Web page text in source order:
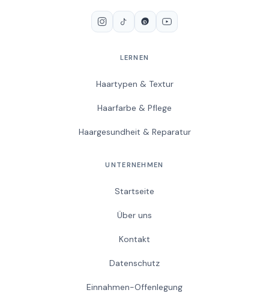
LERNEN
Haartypen & Textur
Haarfarbe & Pflege
Haargesundheit & Reparatur
UNTERNEHMEN
Startseite
Über uns
Kontakt
Datenschutz
Einnahmen-Offenlegung